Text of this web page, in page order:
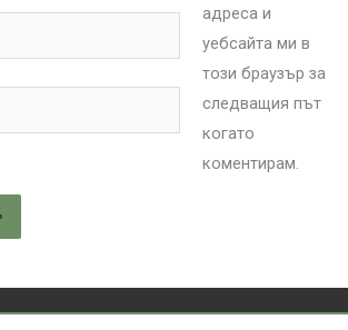
адреса и
уебсайта ми в
този браузър за
следващия път
когато
коментирам.